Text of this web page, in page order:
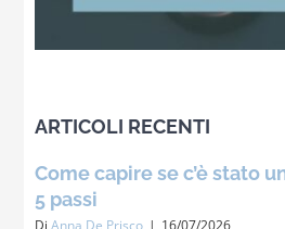
ARTICOLI RECENTI
Come capire se c’è stato
5 passi
DiAnna De Prisco | 16/07/2026